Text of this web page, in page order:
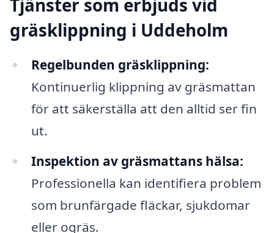
Tjänster som erbjuds vid
gräsklippning i Uddeholm
Regelbunden gräsklippning:
Kontinuerlig klippning av gräsmattan
för att säkerställa att den alltid ser fin
ut.
Inspektion av gräsmattans hälsa:
Professionella kan identifiera problem
som brunfärgade fläckar, sjukdomar
eller ogräs.